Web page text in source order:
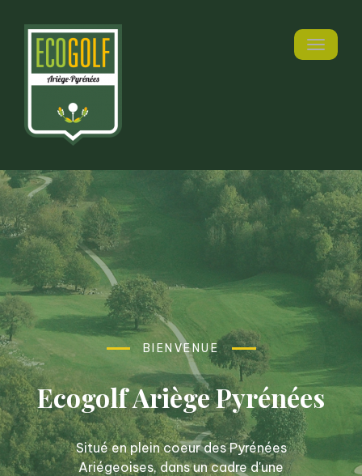
Toggle
BIENVENUE
Ecogolf Ariège Pyrénées
Situé en plein coeur des Pyrénées
Ariégeoises, dans un cadre d'une